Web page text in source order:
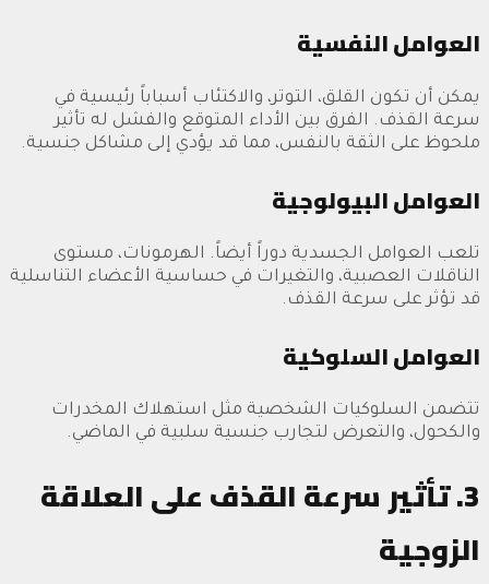
العوامل النفسية
يمكن أن تكون القلق، التوتر، والاكتئاب أسباباً رئيسية في
سرعة القذف. الفرق بين الأداء المتوقع والفشل له تأثير
ملحوظ على الثقة بالنفس، مما قد يؤدي إلى مشاكل جنسية.
العوامل البيولوجية
تلعب العوامل الجسدية دوراً أيضاً. الهرمونات، مستوى
الناقلات العصبية، والتغيرات في حساسية الأعضاء التناسلية
قد تؤثر على سرعة القذف.
العوامل السلوكية
تتضمن السلوكيات الشخصية مثل استهلاك المخدرات
والكحول، والتعرض لتجارب جنسية سلبية في الماضي.
3. تأثير سرعة القذف على العلاقة
الزوجية